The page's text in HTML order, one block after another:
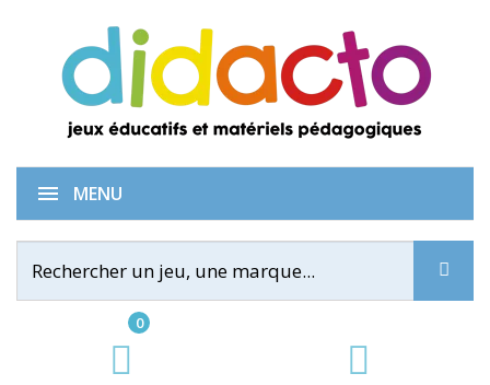
0
MENU
Poster Les drapeaux du